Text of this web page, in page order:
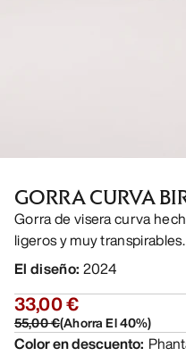
GORRA CURVA
Gorra de visera curva
ligeros y muy transpirables.
El diseño: 2024
33,00 €
55,00 €(Ahorra El40%)
Color en descuento: